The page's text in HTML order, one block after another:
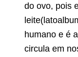
do ovo, pois
humano e é
circula em